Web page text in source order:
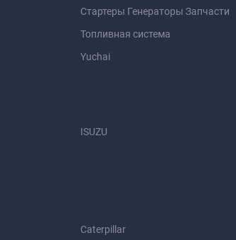
Стартеры Генераторы Запчасти
Топливная система
Yuchai
ISUZU
Caterpillar